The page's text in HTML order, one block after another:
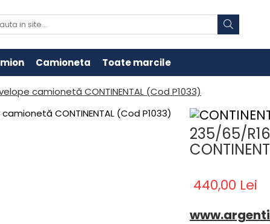
Camioneta Toate marcile
camionetă CONTINENTAL (Cod P1033)
235/65/
440,00 Lei